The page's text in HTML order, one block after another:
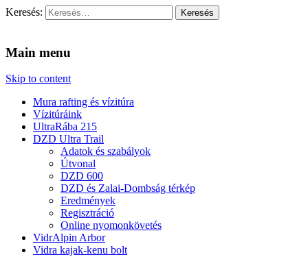
Keresés:
Main menu
Skip to content
Mura rafting és vízitúra
Vízitúráink
UltraRába 215
DZD Ultra Trail
Adatok és szabályok
Útvonal
DZD 600
DZD és Zalai-Dombság térkép
Eredmények
Regisztráció
Online nyomonkövetés
VidrAlpin Arbor
Vidra kajak-kenu bolt